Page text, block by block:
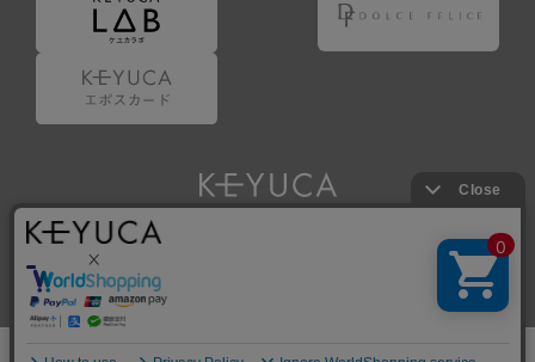
Copyright © KAWAJUN Co., Ltd. All Rights Reserved.